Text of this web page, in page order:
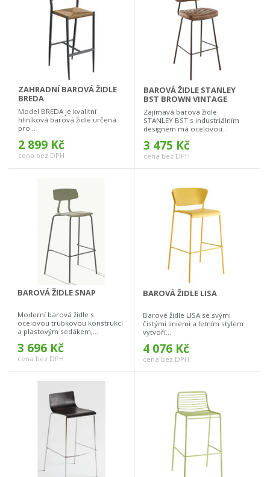
ZAHRADNÍ BAROVÁ ŽIDLE
BREDA
Model BREDA je kvalitní
hliníková barová židle určená
pro...
2 899 Kč
cena bez DPH
BAROVÁ ŽIDLE STANLEY
BST BROWN VINTAGE
Zajímavá barová židle
STANLEY BST s industriálním
designem má ocelovou...
3 475 Kč
cena bez DPH
BAROVÁ ŽIDLE SNAP
Moderní barová židle s
ocelovou trubkovou konstrukcí
a plastovým sedákem,...
3 696 Kč
cena bez DPH
BAROVÁ ŽIDLE LISA
Barové židle LISA se svými
čistými liniemi a letním stylem
vytvoří...
4 076 Kč
cena bez DPH